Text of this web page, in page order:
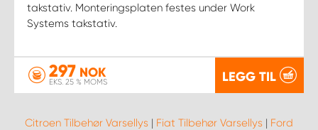
takstativ. Monteringsplaten festes under Work
Systems takstativ.
297 NOK
EKS. 25 % MOMS LEGG TIL
Citroen Tilbehør Varsellys | Fiat Tilbehør Varsellys | Ford